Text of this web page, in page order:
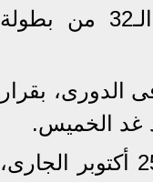
في إطار الاستعداد لمواجهة ديكيداها الصومالى فى ذهاب دور الـ32 من بطولة
فى الدورى، بقرار
غد الخميس.
ومن المقرر أن يلتقى الزمالك مع ديكيداها الصومالى يومى 18 و 25 أكتوبر الجارى،